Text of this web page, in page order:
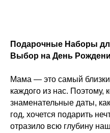
Подарочные Наборы
Выбор на День
Мама — это самый
каждого из нас. Поэтому,
знаменательные даты,
год, хочется подарить
отразило всю глубину